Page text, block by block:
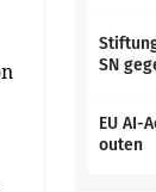
SN
EU AI-
outen